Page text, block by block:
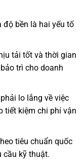
độ bền là hai yếu tố
tải tốt và thời gian
trì cho doanh
lo lắng về việc
tiết kiệm chi phí vận
tiêu chuẩn quốc
cầu kỹ thuật.